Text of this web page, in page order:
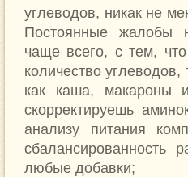
углеводов, никак не
Постоянные жалобы
чаще всего, с тем,
количество углеводов,
как каша, макароны
скорректируешь
анализу питания
сбалансированность
любые добавки;